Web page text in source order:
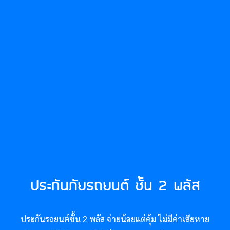
ประกันภัยรถยนต์ ชั้น 2 พลัส
ประกันรถยนต์ชั้น 2 พลัส จ่ายน้อยแต่คุ้ม ไม่มีค่าเสียหาย